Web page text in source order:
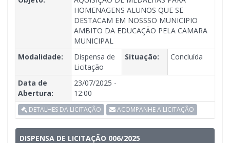
HOMENAGENS ALUNOS QUE SE
DESTACAM EM NOSSSO MUNICIPIO
AMBITO DA EDUCAÇÃO PELA CAMARA
MUNICIPAL
Modalidade:
Dispensa de
Licitação
Situação: Concluída
Data de
Abertura:
23/07/2025 -
12:00
DETALHES DA LICITAÇÃO ACOMPANHE A LICITAÇÃO
DISPENSA DE LICITAÇÃO 006/2025